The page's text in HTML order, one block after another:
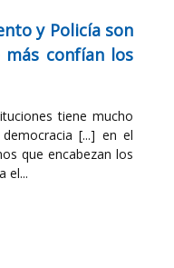
y Policía son
confían los
tiene mucho
[...] en el
que encabezan los
el...